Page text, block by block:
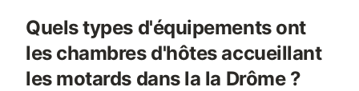
Quels types d'équipements ont
les chambres d'hôtes accueillant
les motards dans la la Drôme ?